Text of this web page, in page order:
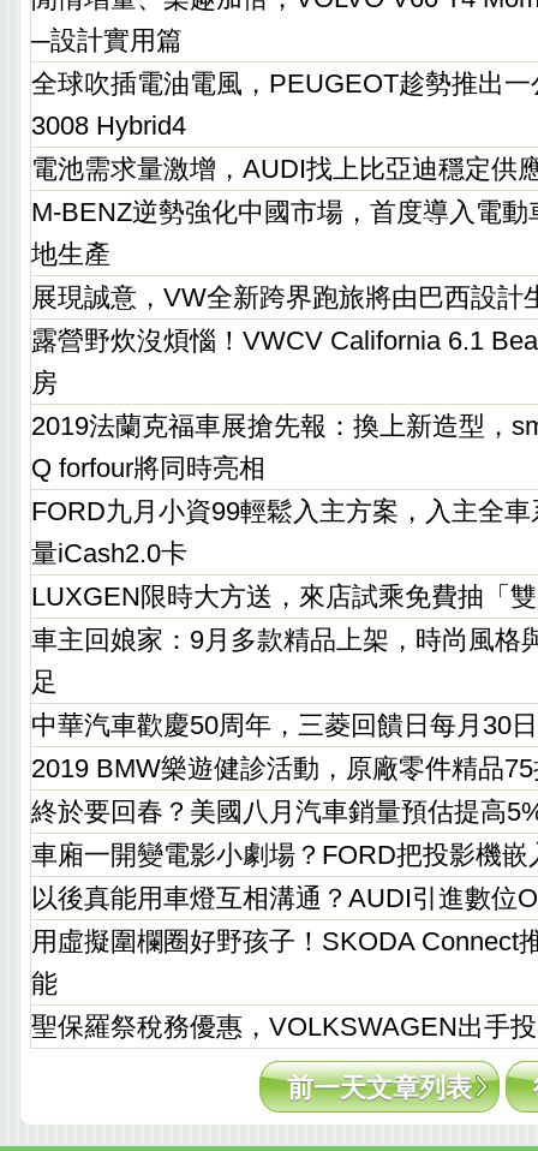
─設計實用篇
全球吹插電油電風，PEUGEOT趁勢推出
3008 Hybrid4
電池需求量激增，AUDI找上比亞迪穩定供
M-BENZ逆勢強化中國市場，首度導入電
地生產
展現誠意，VW全新跨界跑旅將由巴西設計
露營野炊沒煩惱！VWCV California 6.1
房
2019法蘭克福車展搶先報：換上新造型，
Q forfour將同時亮相
FORD九月小資99輕鬆入主方案，入主全
量iCash2.0卡
LUXGEN限時大方送，來店試乘免費抽「
車主回娘家：9月多款精品上架，時尚風格
足
中華汽車歡慶50周年，三菱回饋日每月30
2019 BMW樂遊健診活動，原廠零件精品
終於要回春？美國八月汽車銷量預估提高
車廂一開變電影小劇場？FORD把投影機嵌
以後真能用車燈互相溝通？AUDI引進數位
用虛擬圍欄圈好野孩子！SKODA Connect
能
聖保羅祭稅務優惠，VOLKSWAGEN出手
前一天文章列表